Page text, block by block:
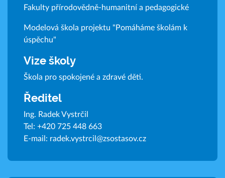
Fakulty přírodovědně-humanitní a pedagogické
Modelová škola projektu "Pomáháme školám k
úspěchu"
Vize školy
Škola pro spokojené a zdravé děti.
Ředitel
Ing. Radek Vystrčil
Tel: +420 725 448 663
E-mail: radek.vystrcil@zsostasov.cz